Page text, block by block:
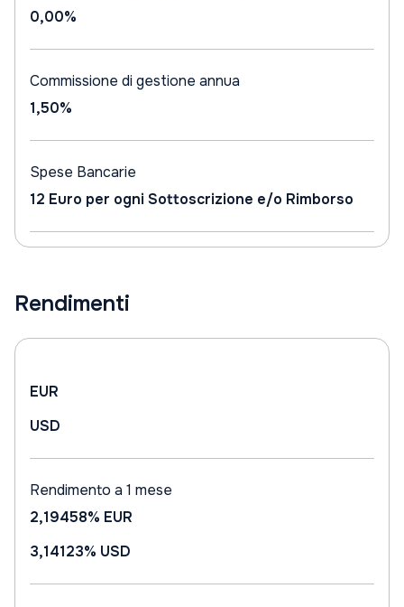
0,00%
Commissione di gestione annua
1,50%
Spese Bancarie
12 Euro per ogni Sottoscrizione e/o Rimborso
Rendimenti
EUR
USD
Rendimento a 1 mese
2,19458% EUR
3,14123% USD